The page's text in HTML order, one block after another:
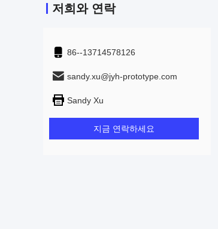
저희와 연락
86--13714578126
sandy.xu@jyh-prototype.com
Sandy Xu
지금 연락하세요